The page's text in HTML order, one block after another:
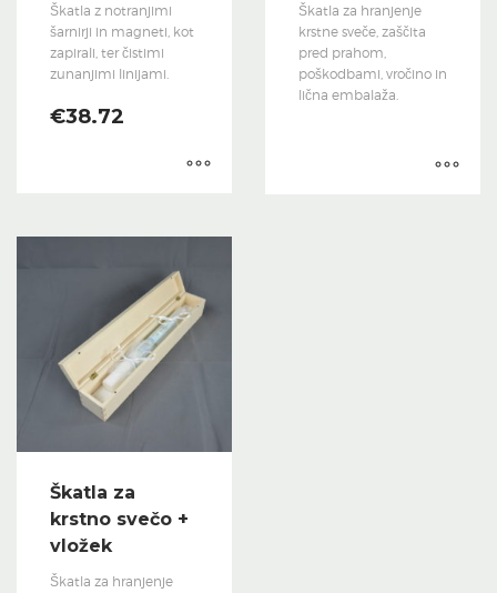
Škatla z notranjimi
šarnirji in magneti, kot
zapirali, ter čistimi
zunanjimi linijami.
€38.72
Škatla za hranjenje
krstne sveče, zaščita
pred prahom,
poškodbami, vročino in
lična embalaža.
Škatla za
krstno svečo +
vložek
Škatla za hranjenje